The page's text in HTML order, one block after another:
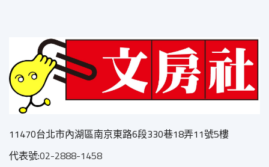
11470台北市內湖區南京東路6段330巷18弄11號5樓
代表號:02-2888-1458